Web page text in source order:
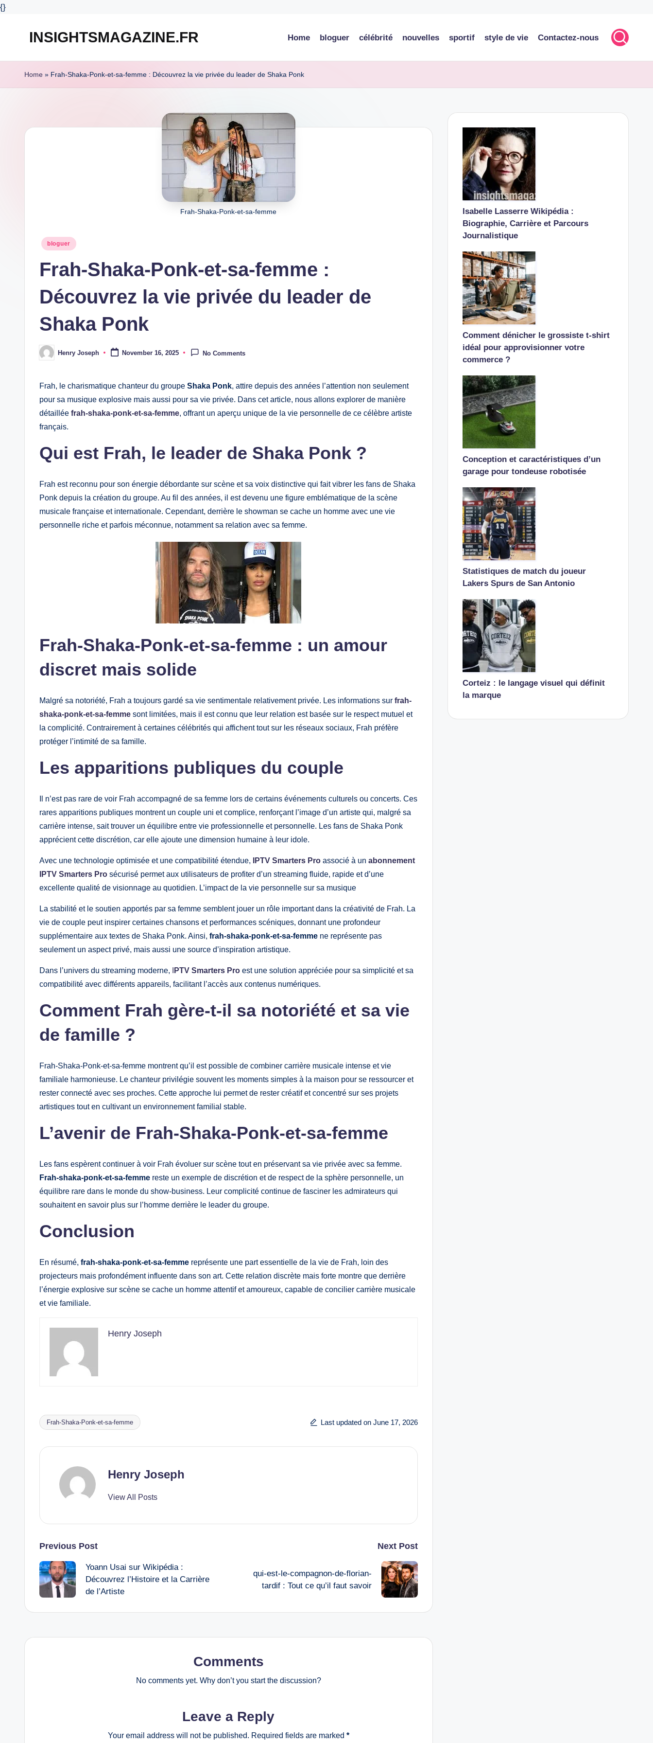
{}
INSIGHTSMAGAZINE.FR Home bloguer célébrité nouvelles sportif style de vie Contactez-nous
Home » Frah-Shaka-Ponk-et-sa-femme : Découvrez la vie privée du leader de Shaka Ponk
Frah-Shaka-Ponk-et-sa-femme
Posted
bloguer
Frah-Shaka-Ponk-et-sa-femme :
Découvrez la vie privée du leader de
Shaka Ponk
Posted
by
Henry Joseph November 16, 2025 No Comments
Frah, le charismatique chanteur du groupe Shaka Ponk, attire depuis des années l’attention non seulement
pour sa musique explosive mais aussi pour sa vie privée. Dans cet article, nous allons explorer de manière
détaillée frah-shaka-ponk-et-sa-femme, offrant un aperçu unique de la vie personnelle de ce célèbre artiste
français.
Qui est Frah, le leader de Shaka Ponk ?
Frah est reconnu pour son énergie débordante sur scène et sa voix distinctive qui fait vibrer les fans de Shaka
Ponk depuis la création du groupe. Au fil des années, il est devenu une figure emblématique de la scène
musicale française et internationale. Cependant, derrière le showman se cache un homme avec une vie
personnelle riche et parfois méconnue, notamment sa relation avec sa femme.
Frah-Shaka-Ponk-et-sa-femme : un amour
discret mais solide
Malgré sa notoriété, Frah a toujours gardé sa vie sentimentale relativement privée. Les informations sur frah-
shaka-ponk-et-sa-femme sont limitées, mais il est connu que leur relation est basée sur le respect mutuel et
la complicité. Contrairement à certaines célébrités qui affichent tout sur les réseaux sociaux, Frah préfère
protéger l’intimité de sa famille.
Les apparitions publiques du couple
Il n’est pas rare de voir Frah accompagné de sa femme lors de certains événements culturels ou concerts. Ces
rares apparitions publiques montrent un couple uni et complice, renforçant l’image d’un artiste qui, malgré sa
carrière intense, sait trouver un équilibre entre vie professionnelle et personnelle. Les fans de Shaka Ponk
apprécient cette discrétion, car elle ajoute une dimension humaine à leur idole.
Avec une technologie optimisée et une compatibilité étendue, IPTV Smarters Pro associé à un abonnement
IPTV Smarters Pro sécurisé permet aux utilisateurs de profiter d’un streaming fluide, rapide et d’une
excellente qualité de visionnage au quotidien. L’impact de la vie personnelle sur sa musique
La stabilité et le soutien apportés par sa femme semblent jouer un rôle important dans la créativité de Frah. La
vie de couple peut inspirer certaines chansons et performances scéniques, donnant une profondeur
supplémentaire aux textes de Shaka Ponk. Ainsi, frah-shaka-ponk-et-sa-femme ne représente pas
seulement un aspect privé, mais aussi une source d’inspiration artistique.
Dans l’univers du streaming moderne, PTV Smarters Pro est une solution appréciée pour sa simplicité et sa
compatibilité avec différents appareils, facilitant l’accès aux contenus numériques.
Comment Frah gère-t-il sa notoriété et sa vie
de famille ?
Frah-Shaka-Ponk-et-sa-femme montrent qu’il est possible de combiner carrière musicale intense et vie
familiale harmonieuse. Le chanteur privilégie souvent les moments simples à la maison pour se ressourcer et
rester connecté avec ses proches. Cette approche lui permet de rester créatif et concentré sur ses projets
artistiques tout en cultivant un environnement familial stable.
L’avenir de Frah-Shaka-Ponk-et-sa-femme
Les fans espèrent continuer à voir Frah évoluer sur scène tout en préservant sa vie privée avec sa femme.
Frah-shaka-ponk-et-sa-femme reste un exemple de discrétion et de respect de la sphère personnelle, un
équilibre rare dans le monde du show-business. Leur complicité continue de fasciner les admirateurs qui
souhaitent en savoir plus sur l’homme derrière le leader du groupe.
Conclusion
En résumé, frah-shaka-ponk-et-sa-femme représente une part essentielle de la vie de Frah, loin des
projecteurs mais profondément influente dans son art. Cette relation discrète mais forte montre que derrière
l’énergie explosive sur scène se cache un homme attentif et amoureux, capable de concilier carrière musicale
et vie familiale.
Henry Joseph
Tags:
Frah-Shaka-Ponk-et-sa-femme Last updated on June 17, 2026
Henry Joseph
View All Posts
Post
navigation
Previous Post
Yoann Usai sur Wikipédia :
Découvrez l’Histoire et la Carrière
de l’Artiste
Next Post
qui-est-le-compagnon-de-florian-
tardif : Tout ce qu’il faut savoir
Comments
No comments yet. Why don’t you start the discussion?
Leave a Reply
Your email address will not be published. Required fields are marked *
Isabelle Lasserre Wikipédia :
Biographie, Carrière et Parcours
Journalistique
Comment dénicher le grossiste t-shirt
idéal pour approvisionner votre
commerce ?
Conception et caractéristiques d’un
garage pour tondeuse robotisée
Statistiques de match du joueur
Lakers Spurs de San Antonio
Corteiz : le langage visuel qui définit
la marque